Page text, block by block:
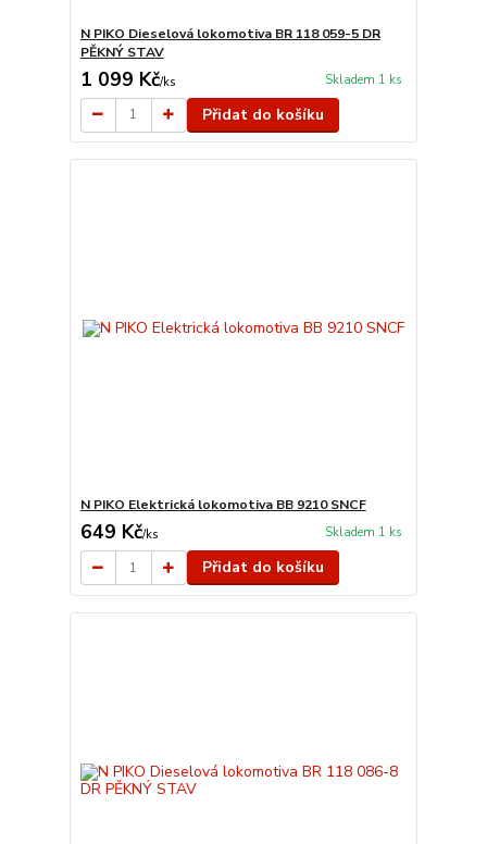
N PIKO Dieselová lokomotiva BR 118 059-5 DR
PĚKNÝ STAV
1 099 Kč/ks Skladem 1 ks
Přidat do košíku
N PIKO Elektrická lokomotiva BB 9210 SNCF
649 Kč/ks Skladem 1 ks
Přidat do košíku